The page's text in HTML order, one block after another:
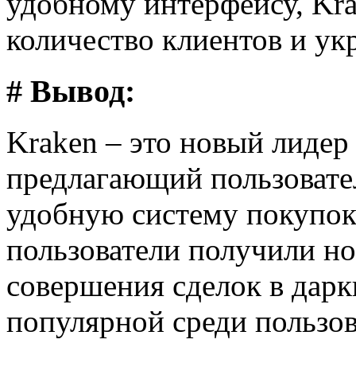
количество клиентов и
# Вывод:
Kraken – это новый
предлагающий
удобную систему
пользователи получили
совершения сделок в
популярной среди